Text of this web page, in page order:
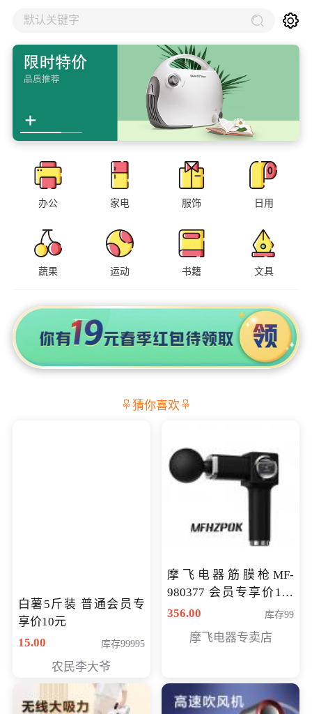
默认关键字
办公 家电 服饰 日用
蔬果 运动 书籍 文具
猜你喜欢
白薯5斤装 普通会员专
享价10元
15.00
库存99995
农民李大爷
摩飞电器筋膜枪MF-
980377 会员专享价199
元
356.00 库存99
摩飞电器专卖店